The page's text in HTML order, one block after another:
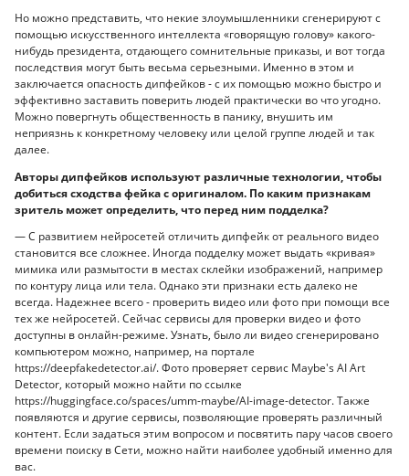
Но можно представить, что некие злоумышленники сгенерируют с
помощью искусственного интеллекта «говорящую голову» какого-
нибудь президента, отдающего сомнительные приказы, и вот тогда
последствия могут быть весьма серьезными. Именно в этом и
заключается опасность дипфейков - с их помощью можно быстро и
эффективно заставить поверить людей практически во что угодно.
Можно повергнуть общественность в панику, внушить им
неприязнь к конкретному человеку или целой группе людей и так
далее.
Авторы дипфейков используют различные технологии, чтобы
добиться сходства фейка с оригиналом. По каким признакам
зритель может определить, что перед ним подделка?
— С развитием нейросетей отличить дипфейк от реального видео
становится все сложнее. Иногда подделку может выдать «кривая»
мимика или размытости в местах склейки изображений, например
по контуру лица или тела. Однако эти признаки есть далеко не
всегда. Надежнее всего - проверить видео или фото при помощи все
тех же нейросетей. Сейчас сервисы для проверки видео и фото
доступны в онлайн-режиме. Узнать, было ли видео сгенерировано
компьютером можно, например, на портале
https://deepfakedetector.ai/. Фото проверяет сервис Maybe's AI Art
Detector, который можно найти по ссылке
https://huggingface.co/spaces/umm-maybe/AI-image-detector. Также
появляются и другие сервисы, позволяющие проверять различный
контент. Если задаться этим вопросом и посвятить пару часов своего
времени поиску в Сети, можно найти наиболее удобный именно для
вас.